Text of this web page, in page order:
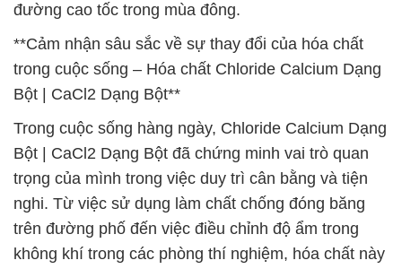
đường cao tốc trong mùa đông.
**Cảm nhận sâu sắc về sự thay đổi của hóa chất
trong cuộc sống – Hóa chất Chloride Calcium Dạng
Bột | CaCl2 Dạng Bột**
Trong cuộc sống hàng ngày, Chloride Calcium Dạng
Bột | CaCl2 Dạng Bột đã chứng minh vai trò quan
trọng của mình trong việc duy trì cân bằng và tiện
nghi. Từ việc sử dụng làm chất chống đóng băng
trên đường phố đến việc điều chỉnh độ ẩm trong
không khí trong các phòng thí nghiệm, hóa chất này